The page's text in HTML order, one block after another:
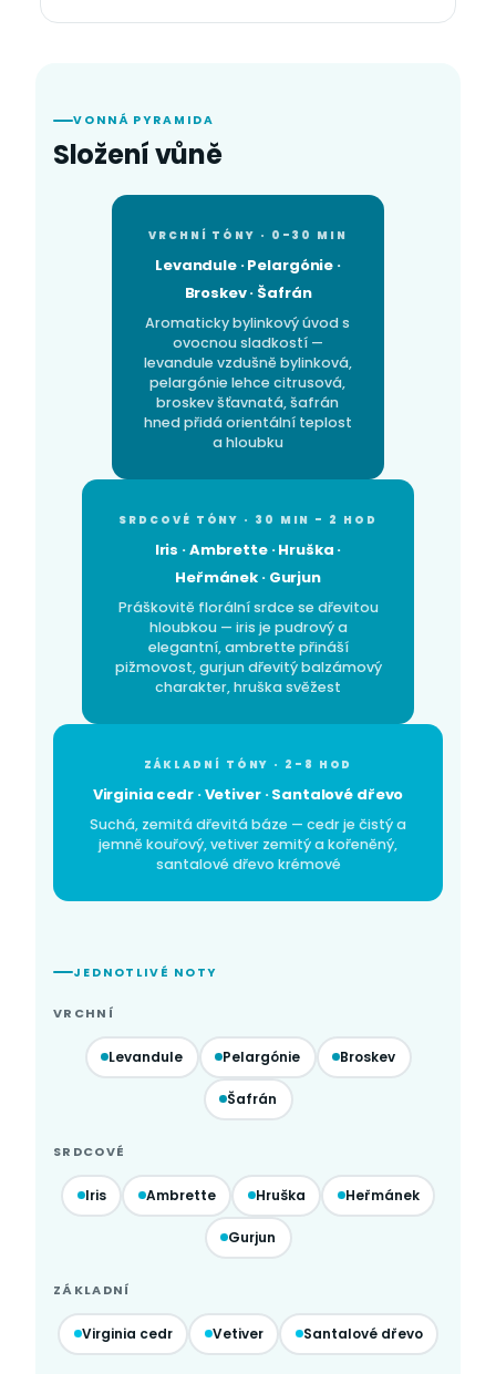
VONNÁ PYRAMIDA
Složení vůně
VRCHNÍ TÓNY · 0–30 MIN
Levandule · Pelargónie ·
Broskev · Šafrán
Aromaticky bylinkový úvod s
ovocnou sladkostí —
levandule vzdušně bylinková,
pelargónie lehce citrusová,
broskev šťavnatá, šafrán
hned přidá orientální teplost
a hloubku
SRDCOVÉ TÓNY · 30 MIN – 2 HOD
Iris · Ambrette · Hruška ·
Heřmánek · Gurjun
Práškovitě florální srdce se dřevitou
hloubkou — iris je pudrový a
elegantní, ambrette přináší
pižmovost, gurjun dřevitý balzámový
charakter, hruška svěžest
ZÁKLADNÍ TÓNY · 2–8 HOD
Virginia cedr · Vetiver · Santalové dřevo
Suchá, zemitá dřevitá báze — cedr je čistý a
jemně kouřový, vetiver zemitý a kořeněný,
santalové dřevo krémové
JEDNOTLIVÉ NOTY
VRCHNÍ
Levandule Pelargónie Broskev
Šafrán
SRDCOVÉ
Iris Ambrette Hruška Heřmánek
Gurjun
ZÁKLADNÍ
Virginia cedr Vetiver Santalové dřevo